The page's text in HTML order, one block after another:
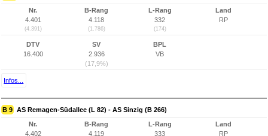
Nr.
4.401
(4.391)
B-Rang
4.118
(1.786)
L-Rang
332
(174)
Land
RP
DTV
16.400
SV
2.936
(17,9%)
BPL
VB
Infos...
B 9 AS Remagen-Südallee (L 82) - AS Sinzig (B 266)
Nr.
4.402
B-Rang
4.119
L-Rang
333
Land
RP